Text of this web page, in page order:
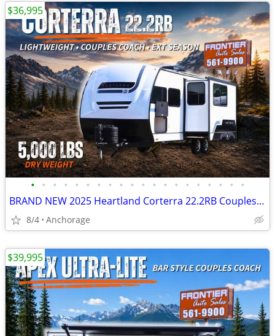
• • • • • • • • • • • • • • • • • • • •
BRAND NEW 2025 Heartland Corterra 22.2RB Couples Coach Travel Trailer
8/4 Anchorage
$36,995
$39,995